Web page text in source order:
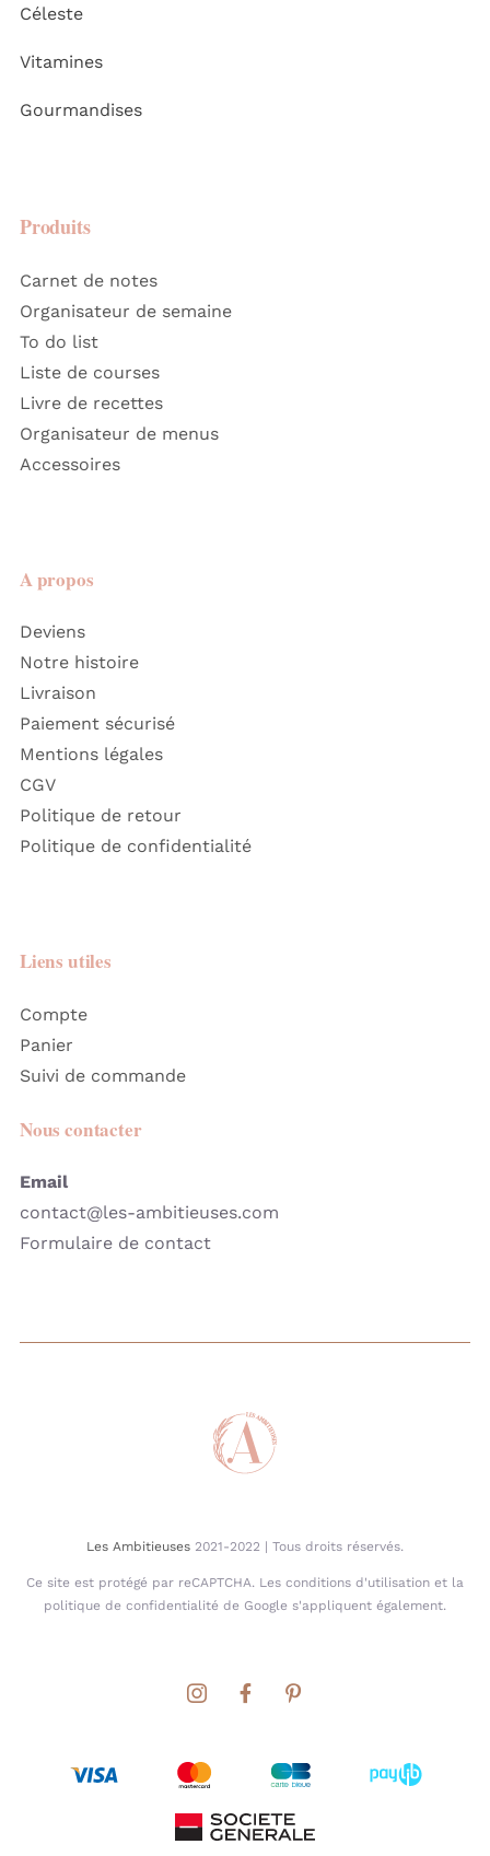
Céleste
Vitamines
Gourmandises
Produits
Carnet de notes
Organisateur de semaine
To do list
Liste de courses
Livre de recettes
Organisateur de menus
Accessoires
A propos
Deviens
Notre histoire
Livraison
Paiement sécurisé
Mentions légales
CGV
Politique de retour
Politique de confidentialité
Liens utiles
Compte
Panier
Suivi de commande
Nous contacter
Email
contact@les-ambitieuses.com
Formulaire de contact
Les Ambitieuses 2021-2022 | Tous droits réservés.
Ce site est protégé par reCAPTCHA. Les conditions d'utilisation et la
politique de confidentialité de Google s'appliquent également.